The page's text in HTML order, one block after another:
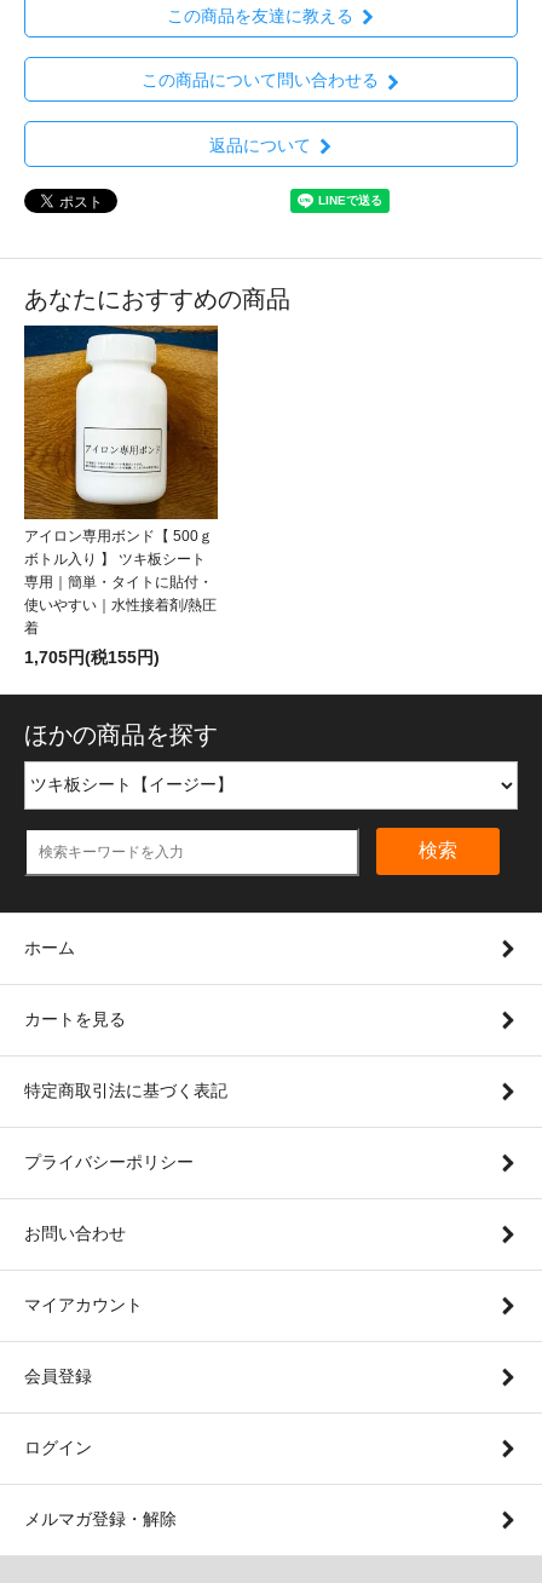
この商品を友達に教える
この商品について問い合わせる
返品について
あなたにおすすめの商品
アイロン専用ボンド【 500ｇ
ボトル入り 】 ツキ板シート
専用｜簡単・タイトに貼付・
使いやすい｜水性接着剤/熱圧
着
1,705円(税155円)
ほかの商品を探す
検索
ホーム
カートを見る
特定商取引法に基づく表記
プライバシーポリシー
お問い合わせ
マイアカウント
会員登録
ログイン
メルマガ登録・解除